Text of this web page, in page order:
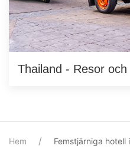
Thailand - Resor
Hem Femstjärniga hotell